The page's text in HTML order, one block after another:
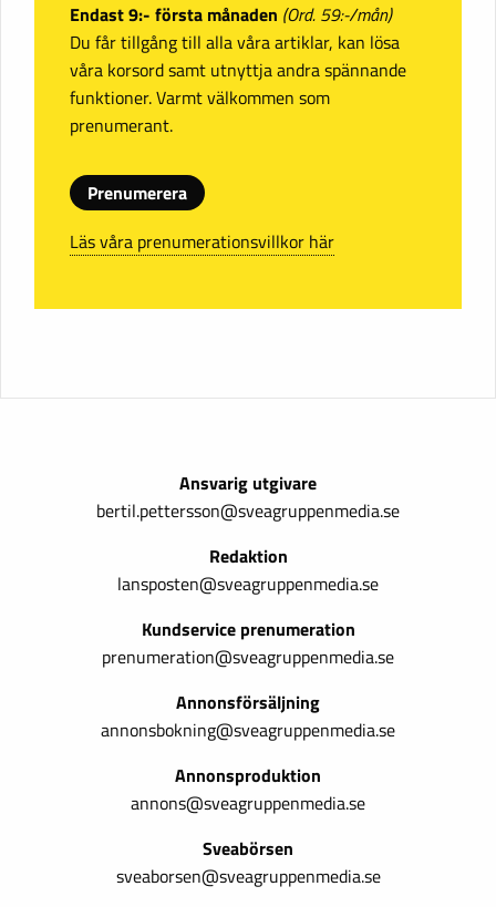
Endast 9:- första månaden (Ord. 59:-/mån)
Du får tillgång till alla våra artiklar, kan lösa
våra korsord samt utnyttja andra spännande
funktioner. Varmt välkommen som
prenumerant.
Prenumerera
Läs våra prenumerationsvillkor här
Ansvarig utgivare
bertil.pettersson@sveagruppenmedia.se
Redaktion
lansposten@sveagruppenmedia.se
Kundservice prenumeration
prenumeration@sveagruppenmedia.se
Annonsförsäljning
annonsbokning@sveagruppenmedia.se
Annonsproduktion
annons@sveagruppenmedia.se
Sveabörsen
sveaborsen@sveagruppenmedia.se